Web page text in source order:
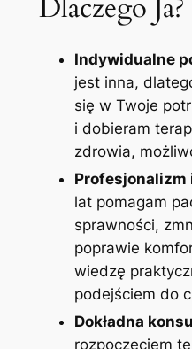
Dlaczego Ja?
Indywidualne
jest inna,
się w Twoje
i dobieram
zdrowia,
Profesjonalizm
lat pomagam
sprawności,
poprawie
wiedzę
podejściem do
Dokładna
rozpoczęciem